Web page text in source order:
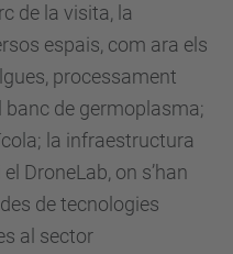
de la visita, la
espais, com ara els
processament
banc de germoplasma;
la infraestructura
DroneLab, on s’han
de tecnologies
al sector